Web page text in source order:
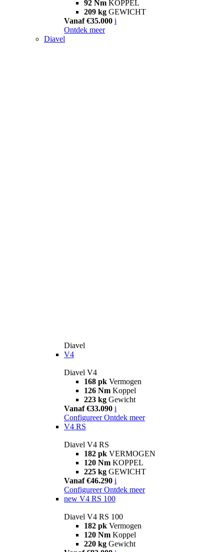
92 Nm KOPPEL
209 kg GEWICHT
Vanaf €35.000 i
Ontdek meer
Diavel
Diavel
V4
Diavel V4
168 pk Vermogen
126 Nm Koppel
223 kg Gewicht
Vanaf €33.090 i
Configureer Ontdek meer
V4 RS
Diavel V4 RS
182 pk VERMOGEN
120 Nm KOPPEL
225 kg GEWICHT
Vanaf €46.290 i
Configureer Ontdek meer
new V4 RS 100
Diavel V4 RS 100
182 pk Vermogen
120 Nm Koppel
220 kg Gewicht